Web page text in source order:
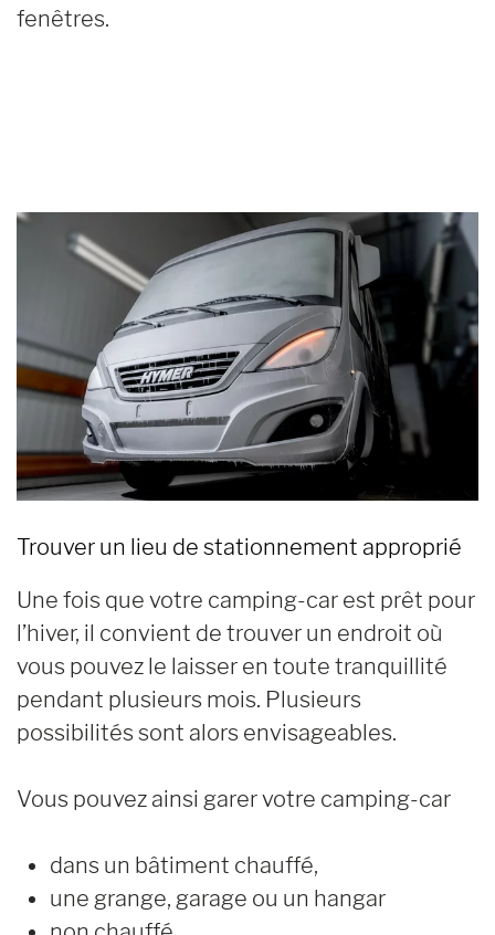
fenêtres.
Trouver un lieu de stationnement approprié
Une fois que votre camping-car est prêt pour
l’hiver, il convient de trouver un endroit où
vous pouvez le laisser en toute tranquillité
pendant plusieurs mois. Plusieurs
possibilités sont alors envisageables.
Vous pouvez ainsi garer votre camping-car
dans un bâtiment chauffé,
une grange, garage ou un hangar